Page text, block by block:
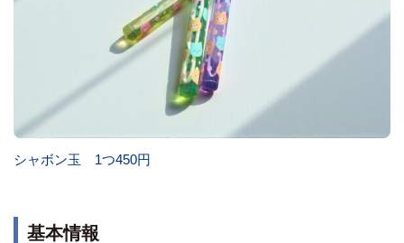
シャボン玉 1つ450円
基本情報